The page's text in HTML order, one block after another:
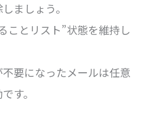
ましょう。
ことリスト”状態を維持し
要になったメールは任意
す。